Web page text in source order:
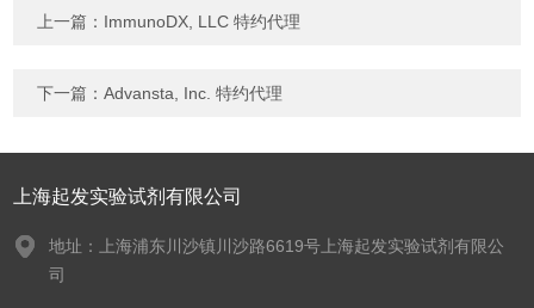
上一篇： ImmunoDX, LLC 特约代理
下一篇：Advansta, Inc. 特约代理
上海起发实验试剂有限公司
地址：上海浦东川沙镇川沙路6619号上海起发实验试剂有限公
司